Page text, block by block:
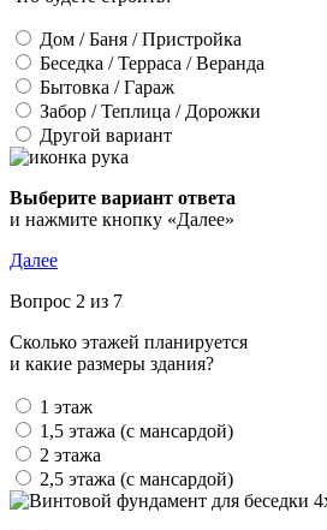
Дом / Баня / Пристройка
Беседка / Терраса / Веранда
Бытовка / Гараж
Забор / Теплица / Дорожки
Другой вариант
Выберите вариант ответа
и нажмите кнопку «Далее»
Далее
Вопрос 2 из 7
Сколько этажей планируется
и какие размеры здания?
1 этаж
1,5 этажа (с мансардой)
2 этажа
2,5 этажа (с мансардой)